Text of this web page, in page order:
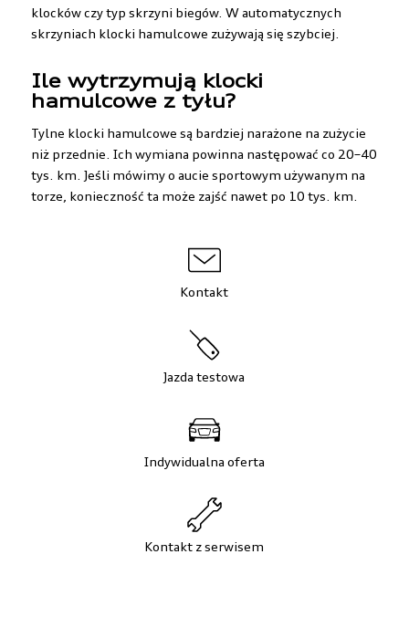
klocków czy typ skrzyni biegów. W automatycznych
skrzyniach klocki hamulcowe zużywają się szybciej.
Ile wytrzymują klocki
hamulcowe z tyłu?
Tylne klocki hamulcowe są bardziej narażone na zużycie
niż przednie. Ich wymiana powinna następować co 20–40
tys. km. Jeśli mówimy o aucie sportowym używanym na
torze, konieczność ta może zajść nawet po 10 tys. km.
Kontakt
Jazda testowa
Indywidualna oferta
Kontakt z serwisem